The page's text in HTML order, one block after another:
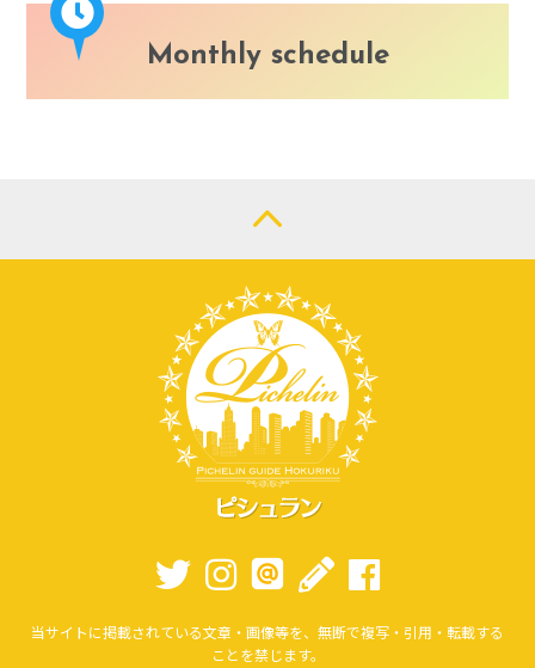
Monthly schedule
当サイトに掲載されている文章・画像等を、無断で複写・引用・転載する
ことを禁じます。